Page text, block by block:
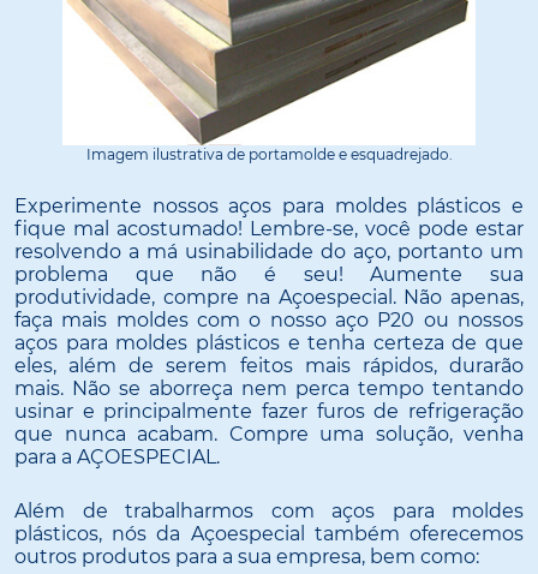
Imagem ilustrativa de portamolde e esquadrejado.
Experimente nossos aços para moldes plásticos e
fique mal acostumado! Lembre-se, você pode estar
resolvendo a má usinabilidade do aço, portanto um
problema que não é seu! Aumente sua
produtividade, compre na Açoespecial. Não apenas,
faça mais moldes com o nosso aço P20 ou nossos
aços para moldes plásticos e tenha certeza de que
eles, além de serem feitos mais rápidos, durarão
mais. Não se aborreça nem perca tempo tentando
usinar e principalmente fazer furos de refrigeração
que nunca acabam. Compre uma solução, venha
para a AÇOESPECIAL.
Além de trabalharmos com aços para moldes
plásticos, nós da Açoespecial também oferecemos
outros produtos para a sua empresa, bem como: